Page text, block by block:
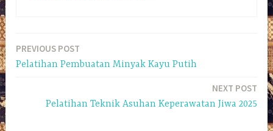
Navigasi
PREVIOUS POST
Pelatihan Pembuatan Minyak Kayu Putih
NEXT POST
Pelatihan Teknik Asuhan Keperawatan Jiwa 2025